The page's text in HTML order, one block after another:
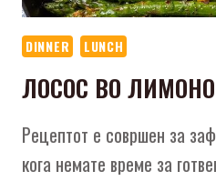
DINNER LUNCH
ЛОСОС ВО
Рецептот е совршен за
кога немате време за